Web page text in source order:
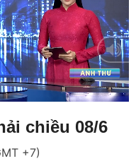
chiều 08/6
+7)